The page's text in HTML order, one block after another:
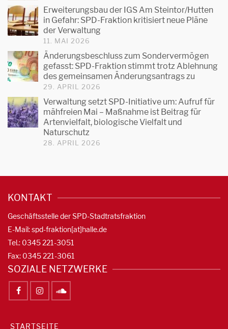
Erweiterungsbau der IGS Am Steintor/Hutten
in Gefahr: SPD-Fraktion kritisiert neue Pläne
der Verwaltung
11. MAI 2026
Änderungsbeschluss zum Sondervermögen
gefasst: SPD-Fraktion stimmt trotz Ablehnung
des gemeinsamen Änderungsantrags zu
29. APRIL 2026
Verwaltung setzt SPD-Initiative um: Aufruf für
mähfreien Mai – Maßnahme ist Beitrag für
Artenvielfalt, biologische Vielfalt und
Naturschutz
28. APRIL 2026
KONTAKT
Geschäftsstelle der SPD-Stadtratsfraktion
E-Mail: spd-fraktion[at]halle.de
Tel.: 0345 221-3051
Fax: 0345 221-3061
SOZIALE NETZWERKE
STARTSEITE